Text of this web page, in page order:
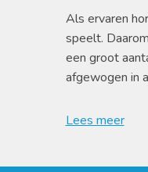
Als ervaren
speelt.
een groot
afgewogen in
Lees meer